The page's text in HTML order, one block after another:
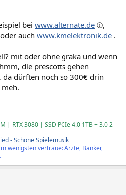
bei www.alternate.de
,
oder auch www.kmelektronik.de .
mit oder ohne graka und wenn
die prescotts gehen
dürften noch so 300€ drin
| RTX 3080 | SSD PCIe 4.0 1TB + 3.0 2
- Schöne Spielemusik
wenigsten vertraue: Ärzte, Banker,